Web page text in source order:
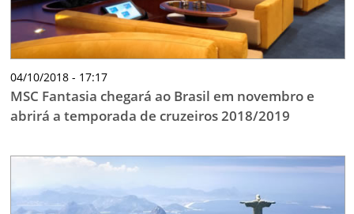
04/10/2018 - 17:17
MSC Fantasia chegará ao Brasil em novembro e
abrirá a temporada de cruzeiros 2018/2019